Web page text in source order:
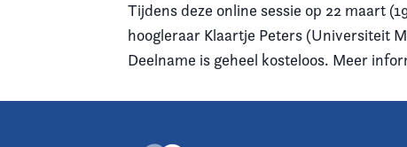
Tijdens deze online sessie op 22 maart
hoogleraar Klaartje Peters (Universiteit
Deelname is geheel kosteloos. Meer